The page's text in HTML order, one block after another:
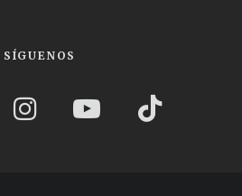
SÍGUENOS